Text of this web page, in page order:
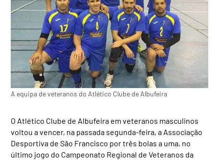
A equipa de veteranos do Atlético Clube de Albufeira
O Atlético Clube de Albufeira em veteranos masculinos
voltou a vencer, na passada segunda-feira, a Associação
Desportiva de São Francisco por três bolas a uma, no
último jogo do Campeonato Regional de Veteranos da